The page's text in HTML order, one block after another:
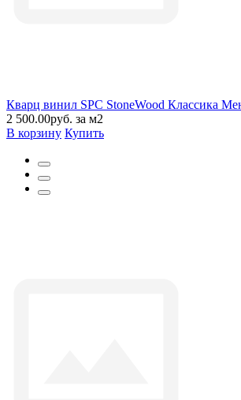
Кварц винил SPC StoneWood Классика
2 500.00руб. за м2
В корзину Купить